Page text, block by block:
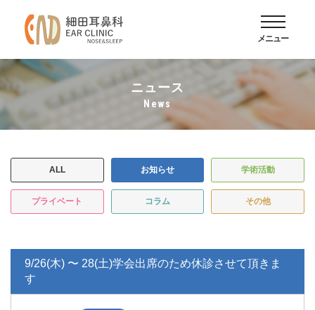
メニュー
ニュース
news
ALL お知らせ 学術活動
プライベート コラム その他
9/26(木) 〜 28(土)学会出席のため休診させて頂きま
す